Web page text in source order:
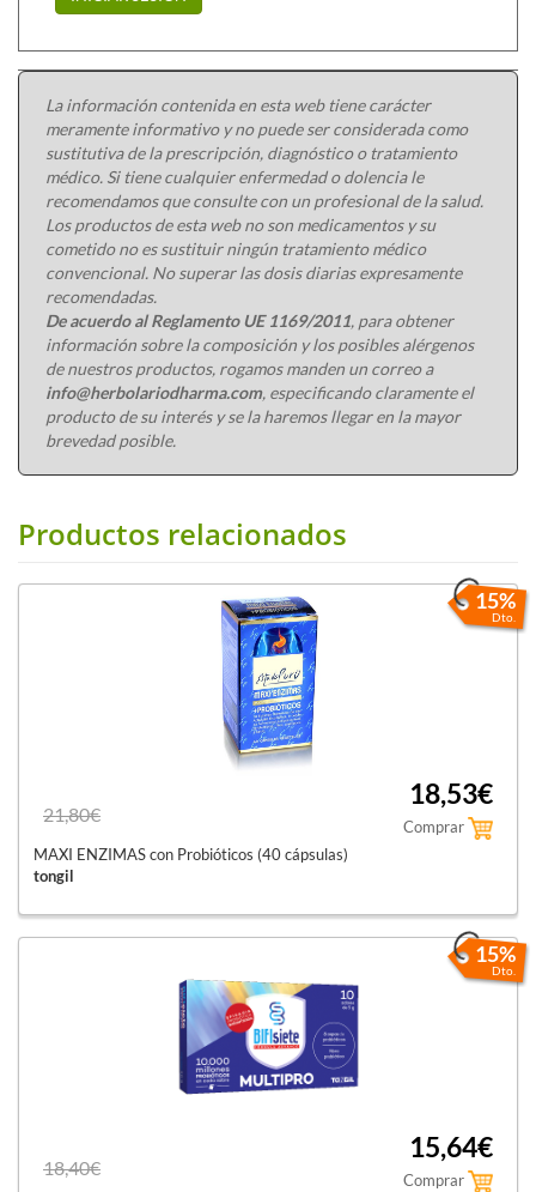
La información contenida en esta web tiene carácter
meramente informativo y no puede ser considerada como
sustitutiva de la prescripción, diagnóstico o tratamiento
médico. Si tiene cualquier enfermedad o dolencia le
recomendamos que consulte con un profesional de la salud.
Los productos de esta web no son medicamentos y su
cometido no es sustituir ningún tratamiento médico
convencional. No superar las dosis diarias expresamente
recomendadas.
De acuerdo al Reglamento UE 1169/2011, para obtener
información sobre la composición y los posibles alérgenos
de nuestros productos, rogamos manden un correo a
info@herbolariodharma.com, especificando claramente el
producto de su interés y se la haremos llegar en la mayor
brevedad posible.
Productos relacionados
15%
Dto.
21,80€
18,53€
Comprar
MAXI ENZIMAS con Probióticos (40 cápsulas)
tongil
15%
Dto.
18,40€
15,64€
Comprar